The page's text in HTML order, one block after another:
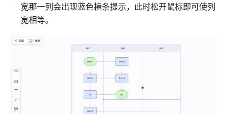
宽那一列会出现蓝色横条提示，此时松开鼠标即可使列
宽相等。